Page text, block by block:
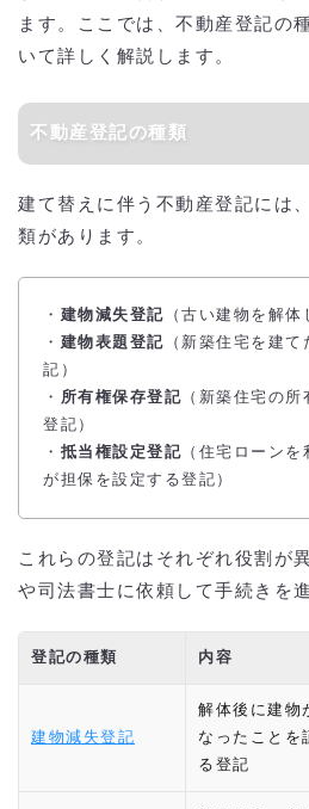
ます。ここでは、不動産登記の
いて詳しく解説します。
不動産登記の種類
建て替えに伴う不動産登記には
類があります。
・ 建物減失登記 （古い建物を解体
・ 建物表題登記 （新築住宅を建
記）
・
所有権保存登記 （新築住宅の
登記）
・ 抵当権設定登記 （住宅ローン
が担保を設定する登記）
これらの登記はそれぞれ役割が
や司法書士に依頼して手続きを
登記の種類 内容
建物減失登記
解体後に建物
なったことを
る登記